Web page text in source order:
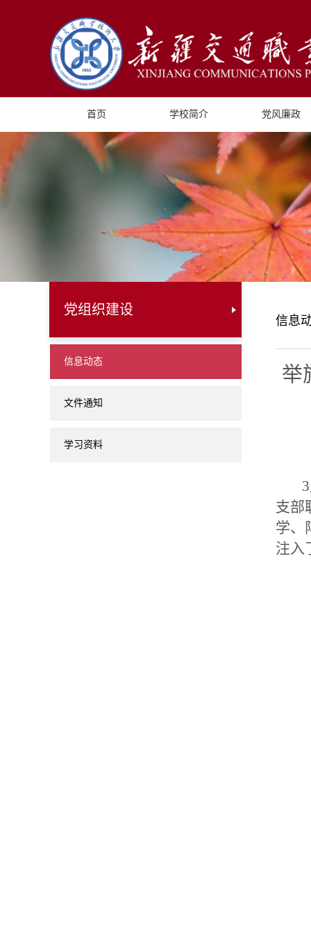
首页 学校简介 党风廉政
党组织建设
信息动态
文件通知
学习资料
信息
举
支部
学、
注入